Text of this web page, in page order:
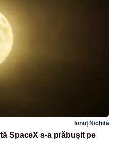
Ionuț Nichita
SpaceX s-a prăbușit pe